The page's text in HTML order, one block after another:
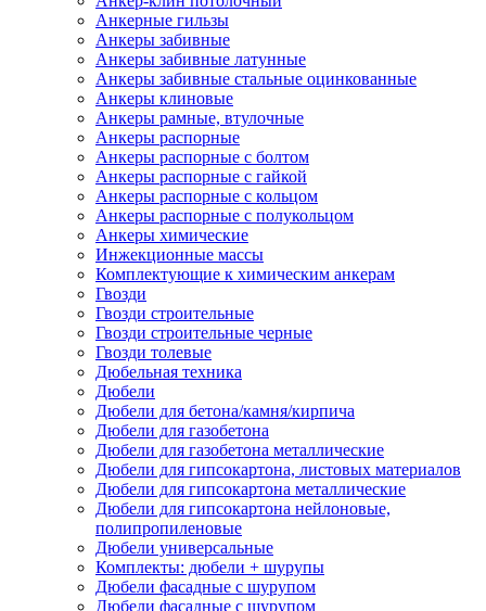
Анкерные гильзы
Анкеры забивные
Анкеры забивные латунные
Анкеры забивные стальные оцинкованные
Анкеры клиновые
Анкеры рамные, втулочные
Анкеры распорные
Анкеры распорные с болтом
Анкеры распорные с гайкой
Анкеры распорные с кольцом
Анкеры распорные с полукольцом
Анкеры химические
Инжекционные массы
Комплектующие к химическим анкерам
Гвозди
Гвозди строительные
Гвозди строительные черные
Гвозди толевые
Дюбельная техника
Дюбели
Дюбели для бетона/камня/кирпича
Дюбели для газобетона
Дюбели для газобетона металлические
Дюбели для гипсокартона, листовых материалов
Дюбели для гипсокартона металлические
Дюбели для гипсокартона нейлоновые,
полипропиленовые
Дюбели универсальные
Комплекты: дюбели + шурупы
Дюбели фасадные с шурупом
Дюбели фасадные с шурупом